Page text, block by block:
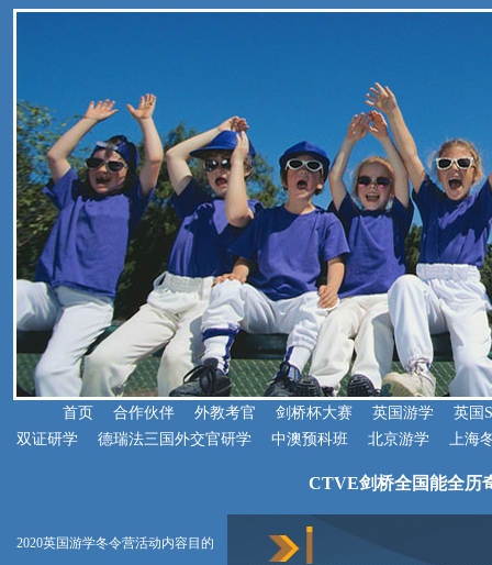
首页 合作伙伴 外教考官 剑桥杯大赛 英国游学
英国
双证研学
德瑞法三国外交官研学 中澳预科班 北京游学 上海
CTVE剑桥全国能全历
2020英国游学冬令营活动内容目的